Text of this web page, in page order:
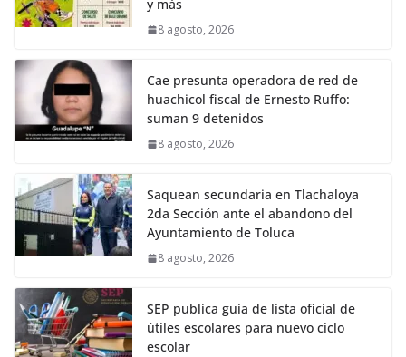
y más
8 agosto, 2026
Cae presunta operadora de red de
huachicol fiscal de Ernesto Ruffo:
suman 9 detenidos
8 agosto, 2026
Saquean secundaria en Tlachaloya
2da Sección ante el abandono del
Ayuntamiento de Toluca
8 agosto, 2026
SEP publica guía de lista oficial de
útiles escolares para nuevo ciclo
escolar